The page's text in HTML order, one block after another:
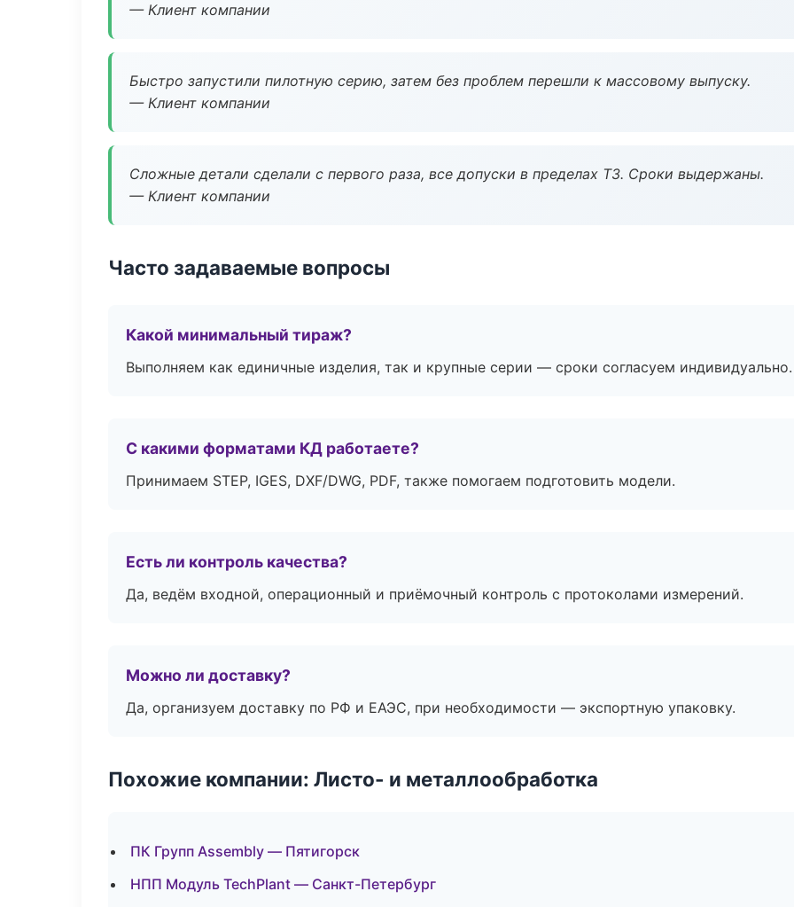
— Клиент компании
Быстро запустили пилотную серию, затем без проблем перешли к массовому выпуску.
— Клиент компании
Сложные детали сделали с первого раза, все допуски в пределах ТЗ. Сроки выдержаны.
— Клиент компании
Часто задаваемые вопросы
Какой минимальный тираж?
Выполняем как единичные изделия, так и крупные серии — сроки согласуем индивидуально.
С какими форматами КД работаете?
Принимаем STEP, IGES, DXF/DWG, PDF, также помогаем подготовить модели.
Есть ли контроль качества?
Да, ведём входной, операционный и приёмочный контроль с протоколами измерений.
Можно ли доставку?
Да, организуем доставку по РФ и ЕАЭС, при необходимости — экспортную упаковку.
Похожие компании: Листо- и металлообработка
ПК Групп Assembly — Пятигорск
НПП Модуль TechPlant — Санкт-Петербург